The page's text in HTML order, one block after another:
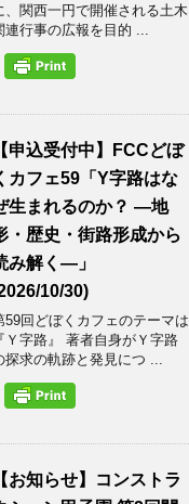
、関西一円で開催される土木
連行事の広報を目的 ...
【申込受付中】FCCどぼ
カフェ59「Y字路はな
生まれるのか？ ―地
・歴史・街路形成から
み解く―」
10/30)
59回どぼくカフェのテーマは
『Ｙ字路』 著者自身がＹ字路
探求の軌跡と発見につ ...
【お知らせ】コンストラ